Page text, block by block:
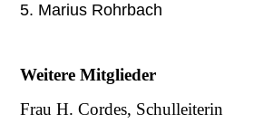
5. Marius Rohrbach
Weitere Mitglieder
Frau H. Cordes, Schulleiterin